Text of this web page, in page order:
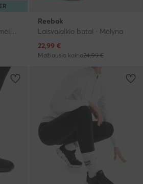
Reebok
Laisvalaikio batai · Mėlyna
Dabartinė kaina
22,99 €
Mažiausia kaina24,99 €